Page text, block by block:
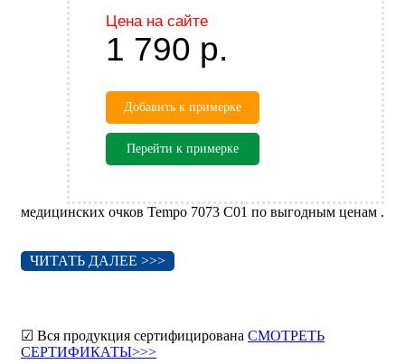
Цена на сайте
1 790 р.
Добавить к примерке
Перейти к примерке
медицинских очков Tempo 7073 C01 по выгодным ценам .
ЧИТАТЬ ДАЛЕЕ >>>
☑ Вся продукция сертифицирована СМОТРЕТЬ
СЕРТИФИКАТЫ>>>